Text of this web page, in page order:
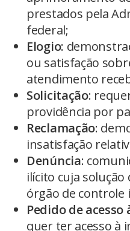
prestados pela
federal;
Elogio:
ou satisfação
atendimento
Solicitação:
providência por
Reclamação:
insatisfação
Denúncia:
ilícito cuja
órgão de
Pedido de
quer ter acesso à